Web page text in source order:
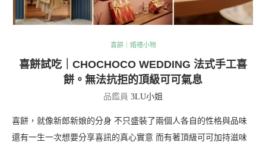
喜餅｜婚禮小物
喜餅試吃｜CHOCHOCO WEDDING 法式手工喜
餅。無法抗拒的頂級可可氣息
品鑑員 3LU小姐
喜餅，就像新郎新娘的分身 不只盛裝了兩個人各自的性格與品味
還有一生一次想要分享喜訊的真心實意 而有著頂級可可加持滋味